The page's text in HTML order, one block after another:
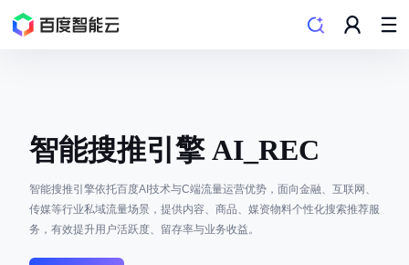
智能搜推引擎 AI_REC
智能搜推引擎依托百度AI技术与C端流量运营优势，面向金融、互联网、
传媒等行业私域流量场景，提供内容、商品、媒资物料个性化搜索推荐服
务，有效提升用户活跃度、留存率与业务收益。